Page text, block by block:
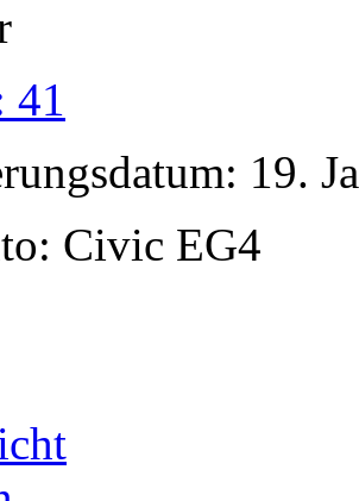
41
19.
Civic EG4